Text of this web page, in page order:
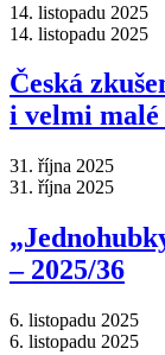
14. listopadu 2025
14. listopadu 2025
Česká
i velmi
31. října 2025
31. října 2025
–⁠ 2025/36
6. listopadu 2025
6. listopadu 2025